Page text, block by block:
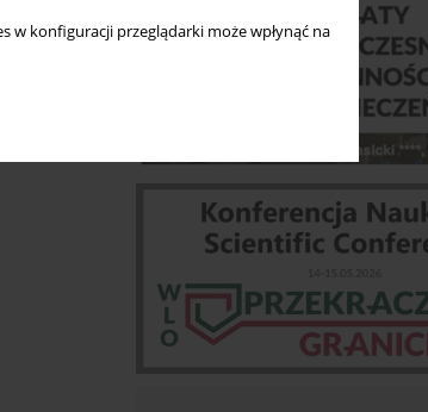
w konfiguracji przeglądarki może wpłynąć na